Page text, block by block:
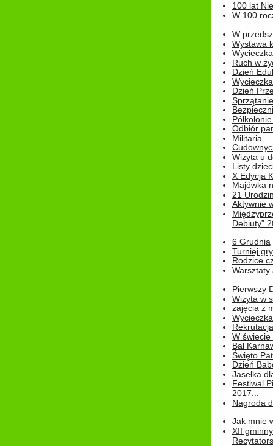
100 lat
W 100
W
Wystawa
Ruch w
Dzień
Dzień
Odbiór
Militaria
Wizyta u
Listy
X Edycja
Majówka
21
Aktywnie
Debiuty”
6 Grudnia
Turniej
Rodzice
Warsztaty
Pierwszy
Wizyta w
zajęcia z
W świecie
Bal
Święto
Dzień
Jasełka
Festiwal
2017...
Nagroda
Jak mnie
XII